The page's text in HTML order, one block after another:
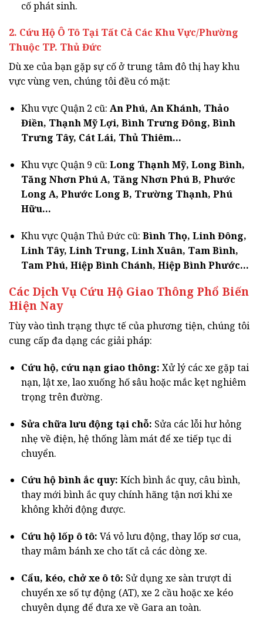
cố phát sinh.
2. Cứu Hộ Ô Tô Tại Tất Cả Các Khu Vực/Phường
Thuộc TP. Thủ Đức
Dù xe của bạn gặp sự cố ở trung tâm đô thị hay khu
vực vùng ven, chúng tôi đều có mặt:
Khu vực Quận 2 cũ: An Phú, An Khánh, Thảo
Điền, Thạnh Mỹ Lợi, Bình Trưng Đông, Bình
Trưng Tây, Cát Lái, Thủ Thiêm…
Khu vực Quận 9 cũ: Long Thạnh Mỹ, Long Bình,
Tăng Nhơn Phú A, Tăng Nhơn Phú B, Phước
Long A, Phước Long B, Trường Thạnh, Phú
Hữu…
Khu vực Quận Thủ Đức cũ: Bình Thọ, Linh Đông,
Linh Tây, Linh Trung, Linh Xuân, Tam Bình,
Tam Phú, Hiệp Bình Chánh, Hiệp Bình Phước…
Các Dịch Vụ Cứu Hộ Giao Thông Phổ Biến
Hiện Nay
Tùy vào tình trạng thực tế của phương tiện, chúng tôi
cung cấp đa dạng các giải pháp:
Cứu hộ, cứu nạn giao thông: Xử lý các xe gặp tai
nạn, lật xe, lao xuống hố sâu hoặc mắc kẹt nghiêm
trọng trên đường.
Sửa chữa lưu động tại chỗ: Sửa các lỗi hư hỏng
nhẹ về điện, hệ thống làm mát để xe tiếp tục di
chuyển.
Cứu hộ bình ắc quy: Kích bình ắc quy, câu bình,
thay mới bình ắc quy chính hãng tận nơi khi xe
không khởi động được.
Cứu hộ lốp ô tô: Vá vỏ lưu động, thay lốp sơ cua,
thay mâm bánh xe cho tất cả các dòng xe.
Cẩu, kéo, chở xe ô tô: Sử dụng xe sàn trượt di
chuyển xe số tự động (AT), xe 2 cầu hoặc xe kéo
chuyên dụng để đưa xe về Gara an toàn.